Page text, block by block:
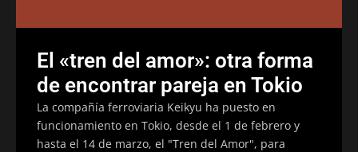
El «tren del amor»: otra forma
de encontrar pareja en Tokio
La compañía ferroviaria Keikyu ha puesto en
funcionamiento en Tokio, desde el 1 de febrero y
hasta el 14 de marzo, el "Tren del Amor", para